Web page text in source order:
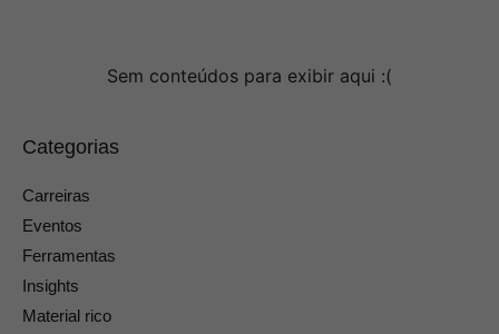
Sem conteúdos para exibir aqui :(
Categorias
Carreiras
Eventos
Ferramentas
Insights
Material rico